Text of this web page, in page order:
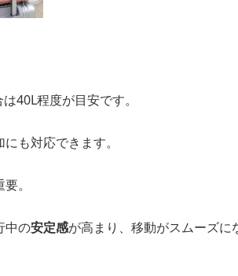
40L程度が目安です。
も対応できます。
。
中の安定感が高まり、移動がスムーズに